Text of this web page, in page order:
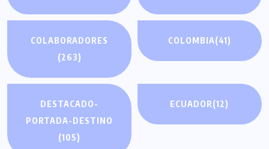
COLABORADORES
(263)
COLOMBIA(41)
DESTACADO-
PORTADA-DESTINO
(105)
ECUADOR(12)